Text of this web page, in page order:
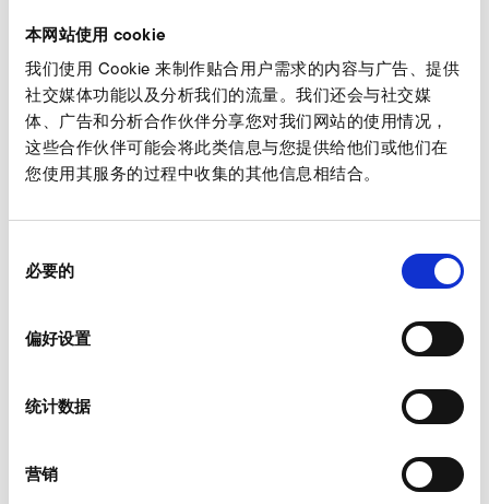
本网站使用 cookie
我们使用 Cookie 来制作贴合用户需求的内容与广告、提供
社交媒体功能以及分析我们的流量。我们还会与社交媒
体、广告和分析合作伙伴分享您对我们网站的使用情况，
这些合作伙伴可能会将此类信息与您提供给他们或他们在
您使用其服务的过程中收集的其他信息相结合。
必要的
偏好设置
统计数据
营销
技术图纸